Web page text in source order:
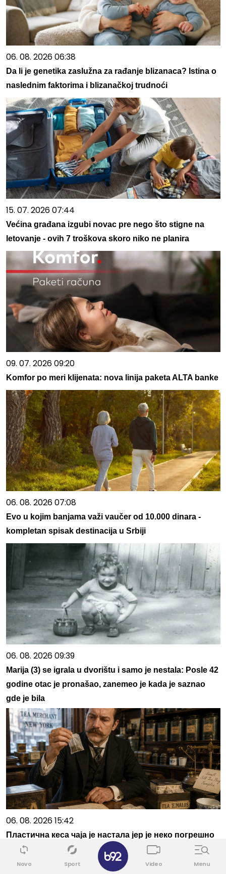
06. 08. 2026 06:38
Da li je genetika zaslužna za rađanje blizanaca? Istina o
naslednim faktorima i blizanačkoj trudnoći
15. 07. 2026 07:44
Većina građana izgubi novac pre nego što stigne na
letovanje - ovih 7 troškova skoro niko ne planira
09. 07. 2026 09:20
Komfor po meri klijenata: nova linija paketa ALTA banke
06. 08. 2026 07:08
Evo u kojim banjama važi vaučer od 10.000 dinara -
kompletan spisak destinacija u Srbiji
06. 08. 2026 09:39
Marija (3) se igrala u dvorištu i samo je nestala: Posle 42
godine otac je pronašao, zanemeo je kada je saznao
gde je bila
06. 08. 2026 15:42
Пластична кеса чаја је настала јер је неко погрешно
разумео узорак
Novo Sport Video Menu
✕